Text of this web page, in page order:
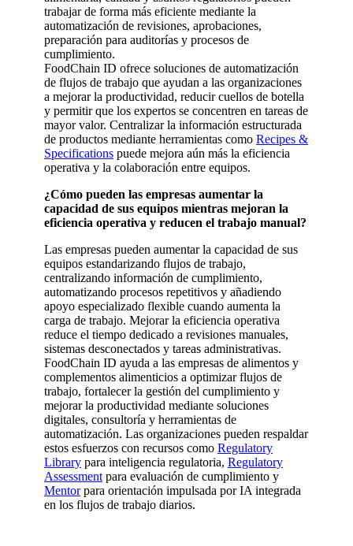
trabajar de forma más eficiente mediante la
automatización de revisiones, aprobaciones,
preparación para auditorías y procesos de
cumplimiento.
FoodChain ID ofrece soluciones de automatización
de flujos de trabajo que ayudan a las organizaciones
a mejorar la productividad, reducir cuellos de botella
y permitir que los expertos se concentren en tareas de
mayor valor. Centralizar la información estructurada
de productos mediante herramientas como Recipes &
Specifications puede mejora aún más la eficiencia
operativa y la colaboración entre equipos.
¿Cómo pueden las empresas aumentar la
capacidad de sus equipos mientras mejoran la
eficiencia operativa y reducen el trabajo manual?
Las empresas pueden aumentar la capacidad de sus
equipos estandarizando flujos de trabajo,
centralizando información de cumplimiento,
automatizando procesos repetitivos y añadiendo
apoyo especializado flexible cuando aumenta la
carga de trabajo. Mejorar la eficiencia operativa
reduce el tiempo dedicado a revisiones manuales,
sistemas desconectados y tareas administrativas.
FoodChain ID ayuda a las empresas de alimentos y
complementos alimenticios a optimizar flujos de
trabajo, fortalecer la gestión del cumplimiento y
mejorar la productividad mediante soluciones
digitales, consultoría y herramientas de
automatización. Las organizaciones pueden respaldar
estos esfuerzos con recursos como Regulatory
Library para inteligencia regulatoria, Regulatory
Assessment para evaluación de cumplimiento y
Mentorpara orientación impulsada por IA integrada
en los flujos de trabajo diarios.